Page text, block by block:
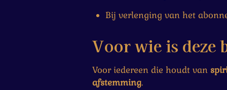
Bij verlenging van het
Voor wie is deze
Voor iedereen die houdt van
afstemming.